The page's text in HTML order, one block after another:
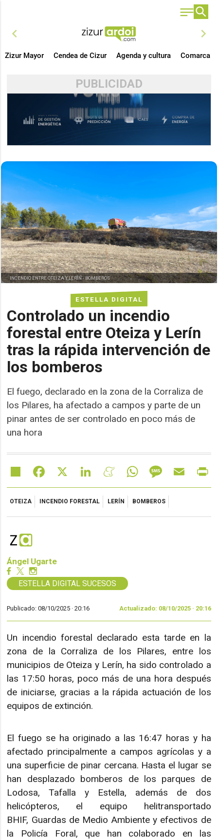
chevron_left chevron_right
Zizur Mayor Cendea de Cizur Agenda y cultura Comarca
PUBLICIDAD
ESTELLA DIGITAL
Controlado un incendio
forestal entre Oteiza y Lerín
tras la rápida intervención de
los bomberos
El fuego, declarado en la zona de la Corraliza de
los Pilares, ha afectado a campos y parte de un
pinar antes de ser controlado en poco más de
una hora
INCENDIO ENTRE OTEIZA Y LERÍN - BOMBEROS
Share Facebook LinkedIn MeneameWhatsAppMessageEmail
OTEIZA INCENDIO FORESTAL LERÍN BOMBEROS
Ángel Ugarte
ESTELLA DIGITAL SUCESOS
Publicado: 08/10/2025 ·20:16 Actualizado: 08/10/2025 · 20:16
Un incendio forestal declarado esta tarde en la
zona de la Corraliza de los Pilares, entre los
municipios de Oteiza y Lerín, ha sido controlado a
las 17:50 horas, poco más de una hora después
de iniciarse, gracias a la rápida actuación de los
equipos de extinción.
El fuego se ha originado a las 16:47 horas y ha
afectado principalmente a campos agrícolas y a
una superficie de pinar cercana. Hasta el lugar se
han desplazado bomberos de los parques de
Lodosa, Tafalla y Estella, además de dos
helicópteros, el equipo helitransportado
BHIF, Guardas de Medio Ambiente y efectivos de
la Policía Foral, que han colaborado en las